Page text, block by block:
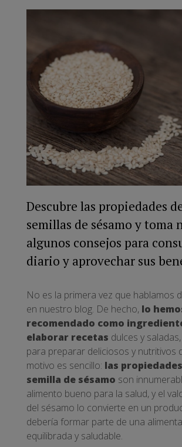
Descubre las propiedades
semillas de sésamo y toma
algunos consejos para
diario y aprovechar sus
No es la primera vez que hablamos
en nuestro blog. De hecho, lo
recomendado como
elaborar recetas dulces y
para preparar deliciosos y nutritivos
motivo es sencillo: las
semilla de sésamo son
alimento bueno para la salud, y el
del sésamo lo convierte en un
debería formar parte de una
equilibrada y saludable.